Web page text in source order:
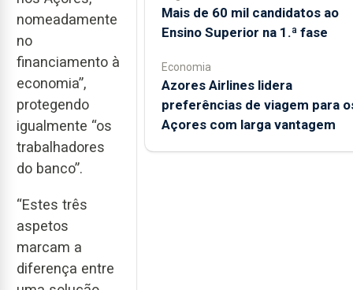
nomeadamente
no
financiamento à
economia”,
protegendo
igualmente “os
trabalhadores
do banco”.
“Estes três
aspetos
marcam a
diferença entre
Mais de 60 mil candidatos ao
Ensino Superior na 1.ª fase
Economia
Azores Airlines lidera
preferências de viagem para
Açores com larga vantagem